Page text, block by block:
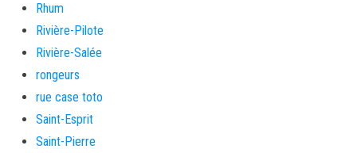
Rhum
Rivière-Pilote
Rivière-Salée
rongeurs
rue case toto
Saint-Esprit
Saint-Pierre